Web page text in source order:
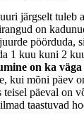
järgselt tuleb
on
pöörduda,
1 kuu kuni 2
on ka
kui mõni päev
teisel päeval on
taastuvad